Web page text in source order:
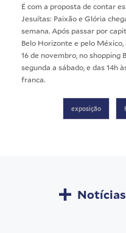
É com a proposta de contar
Jesuítas: Paixão e Glória
semana. Após passar por
Belo Horizonte e pelo
16 de novembro, no shopping
segunda a sábado, e das 14h
franca.
exposição